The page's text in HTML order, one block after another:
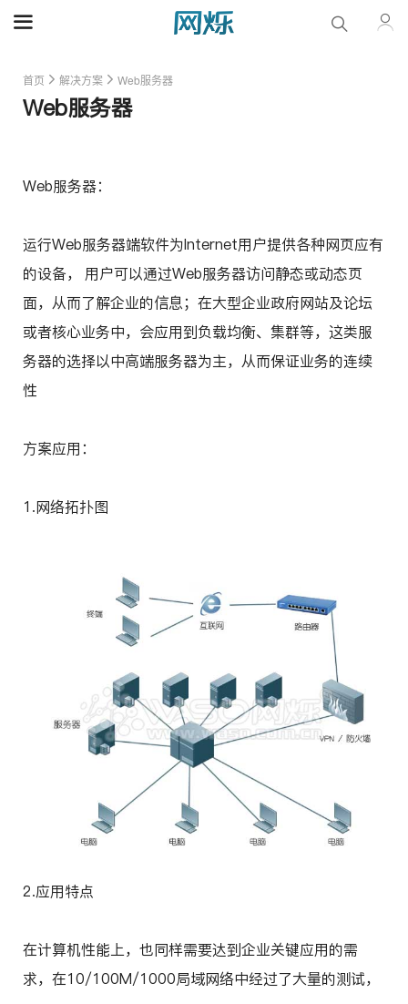
首页 解决方案 Web服务器
Web服务器
Web服务器：
运行Web服务器端软件为Internet用户提供各种网页应有
的设备， 用户可以通过Web服务器访问静态或动态页
面，从而了解企业的信息；在大型企业政府网站及论坛
或者核心业务中，会应用到负载均衡、集群等，这类服
务器的选择以中高端服务器为主，从而保证业务的连续
性
方案应用：
1.网络拓扑图
2.应用特点
在计算机性能上，也同样需要达到企业关键应用的需
求，在10/100M/1000局域网络中经过了大量的测试，